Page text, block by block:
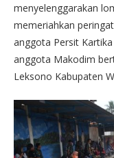
menyelenggarakan
memeriahkan
anggota Persit Kartika
anggota Makodim
Leksono Kabupaten